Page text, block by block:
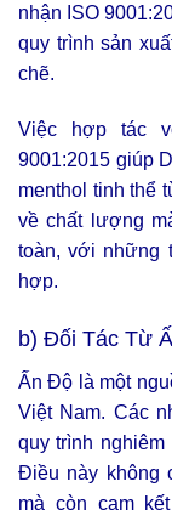
nhận ISO
quy trình sản
chẽ.
Việc hợp tác
9001:2015 giúp
menthol tinh thể
về chất lượng
toàn, với những
hợp.
b) Đối Tác Từ
Ấn Độ là một
Việt Nam. Các
quy trình nghiêm
Điều này không
mà còn cam